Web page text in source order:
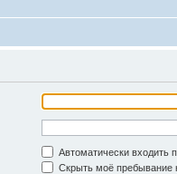
Автоматически входить
Скрыть моё пребывание